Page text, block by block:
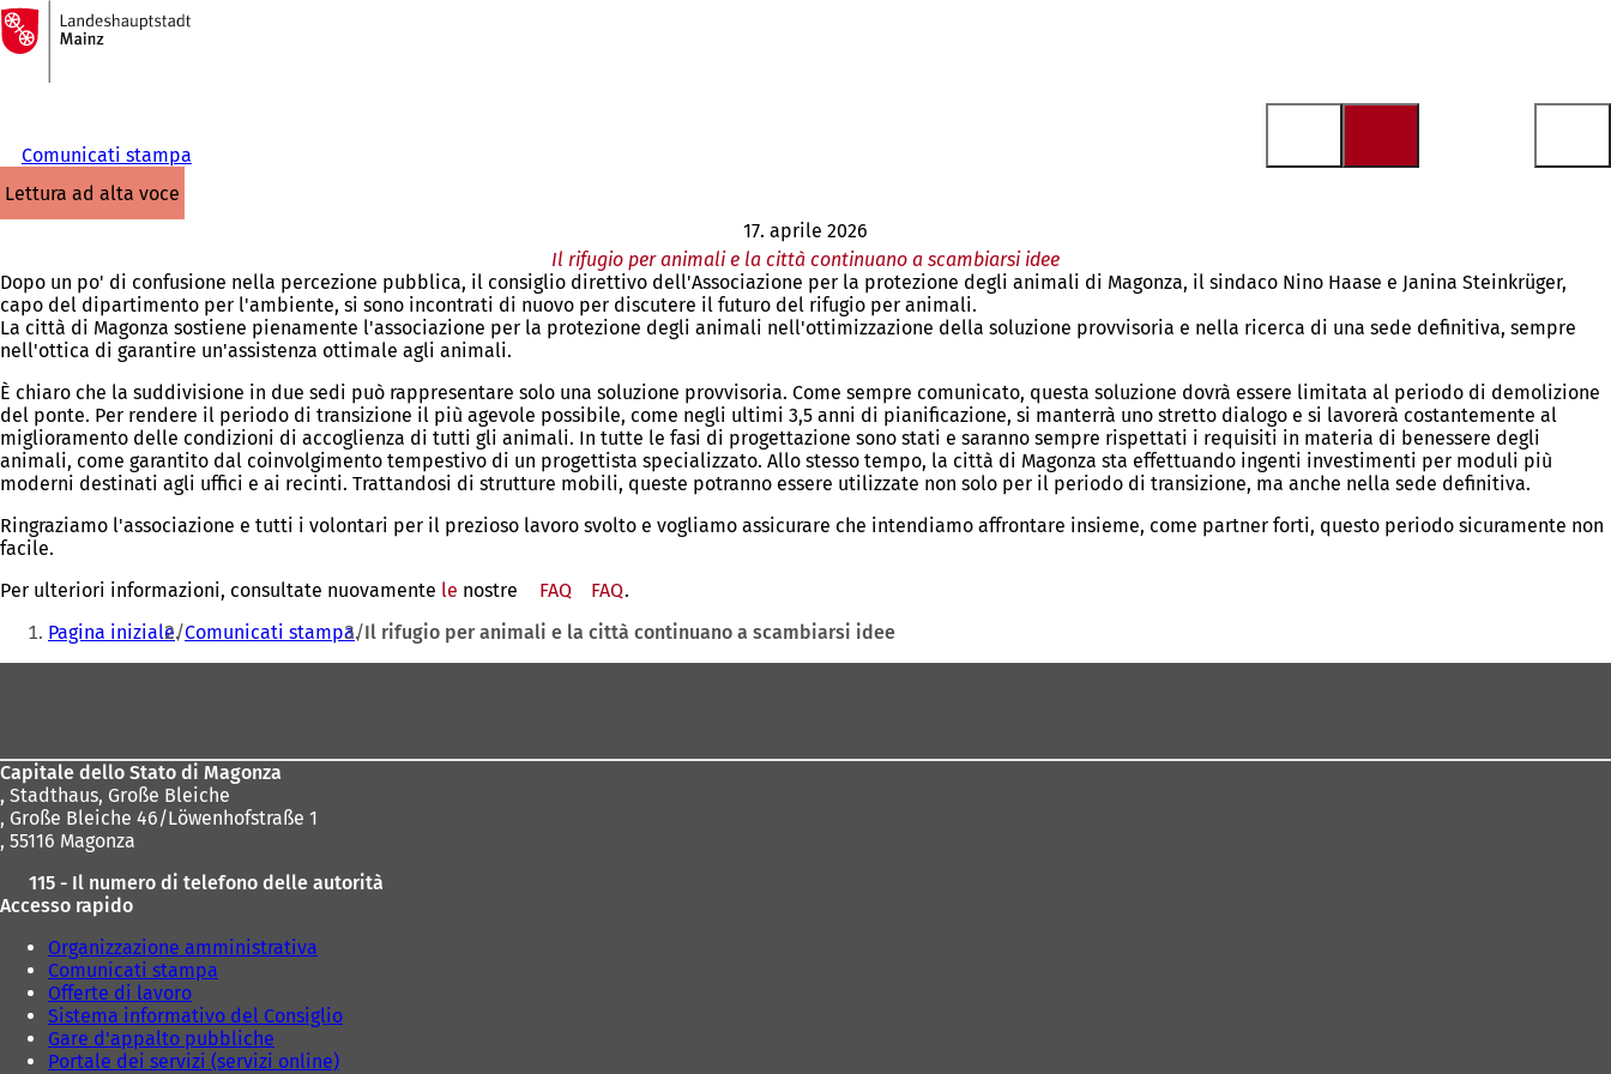
Vai al contenuto
Alla
pagina
iniziale
Comunicati stampa
lettura ad alta voce
17. aprile 2026
Il rifugio per animali e la città continuano a scambiarsi idee
Dopo un po' di confusione nella percezione pubblica, il consiglio direttivo dell'Associazione per la protezione degli animali di Magonza, il sindaco Nino Haase e Janina Steinkrüger,
capo del dipartimento per l'ambiente, si sono incontrati di nuovo per discutere il futuro del rifugio per animali.
La città di Magonza sostiene pienamente l'associazione per la protezione degli animali nell'ottimizzazione della soluzione provvisoria e nella ricerca di una sede definitiva, sempre
nell'ottica di garantire un'assistenza ottimale agli animali.
È chiaro che la suddivisione in due sedi può rappresentare solo una soluzione provvisoria. Come sempre comunicato, questa soluzione dovrà essere limitata al periodo di demolizione
del ponte. Per rendere il periodo di transizione il più agevole possibile, come negli ultimi 3,5 anni di pianificazione, si manterrà uno stretto dialogo e si lavorerà costantemente al
miglioramento delle condizioni di accoglienza di tutti gli animali. In tutte le fasi di progettazione sono stati e saranno sempre rispettati i requisiti in materia di benessere degli
animali, come garantito dal coinvolgimento tempestivo di un progettista specializzato. Allo stesso tempo, la città di Magonza sta effettuando ingenti investimenti per moduli più
moderni destinati agli uffici e ai recinti. Trattandosi di strutture mobili, queste potranno essere utilizzate non solo per il periodo di transizione, ma anche nella sede definitiva.
Ringraziamo l'associazione e tutti i volontari per il prezioso lavoro svolto e vogliamo assicurare che intendiamo affrontare insieme, come partner forti, questo periodo sicuramente non
facile.
Per ulteriori informazioni, consultate nuovamente le nostre FAQ (Si
in
una
FAQ(Si
in
una
.
Siete
qui:
Pagina iniziale Comunicati stampa Il rifugio per animali e la città continuano a scambiarsi idee
Capitale dello Stato di Magonza
, Stadthaus, Große Bleiche
, Große Bleiche 46/Löwenhofstraße 1
, 55116 Magonza
115 - Il numero di telefono delle autorità
Accesso rapido
Organizzazione amministrativa
Comunicati stampa
Offerte di lavoro
Sistema informativo del Consiglio
Gare d'appalto pubbliche
Portale dei servizi (servizi online)